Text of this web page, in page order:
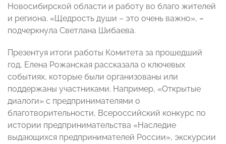
Новосибирской области и работу во благо жителей
и региона. «Щедрость души – это очень важно», –
подчеркнула Светлана Шибаева.
Презентуя итоги работы Комитета за прошедший
год, Елена Рожанская рассказала о ключевых
событиях, которые были организованы или
поддержаны участниками. Например, «Открытые
диалоги» с предпринимателями о
благотворительности, Всероссийский конкурс по
истории предпринимательства «Наследие
выдающихся предпринимателей России», экскурсии